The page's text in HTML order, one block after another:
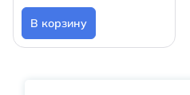
В корзину